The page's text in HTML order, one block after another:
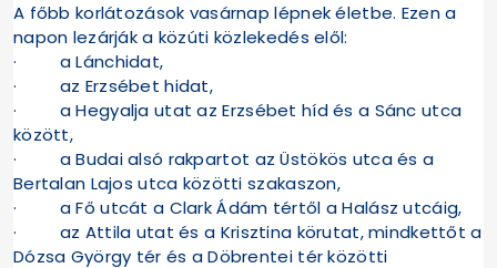
A főbb korlátozások vasárnap lépnek életbe. Ezen a
napon lezárják a közúti közlekedés elől:
· a Lánchidat,
· az Erzsébet hidat,
· a Hegyalja utat az Erzsébet híd és a Sánc utca
között,
· a Budai alsó rakpartot az Üstökös utca és a
Bertalan Lajos utca közötti szakaszon,
· a Fő utcát a Clark Ádám tértől a Halász utcáig,
· az Attila utat és a Krisztina körutat, mindkettőt a
Dózsa György tér és a Döbrentei tér közötti